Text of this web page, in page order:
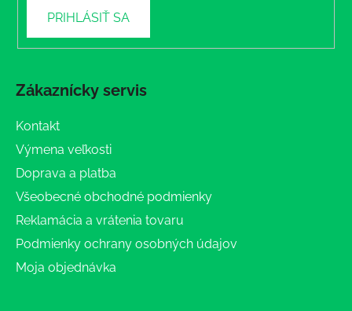
PRIHLÁSIŤ SA
Zákaznícky servis
Kontakt
Výmena veľkosti
Doprava a platba
Všeobecné obchodné podmienky
Reklamácia a vrátenia tovaru
Podmienky ochrany osobných údajov
Moja objednávka